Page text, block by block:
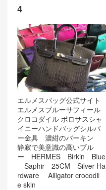
4
エルメスバッグ公式サイト
エルメスブルーサフィール
クロコダイル ポロサスシャ
イニーハンドバッグシルバ
ー金具 濃紺のバーキン
静寂で美意識の高いブル
ー HERMES Birkin Blue
Saphir 25CM Silver Ha
rdware Alligator crocodil
e skin